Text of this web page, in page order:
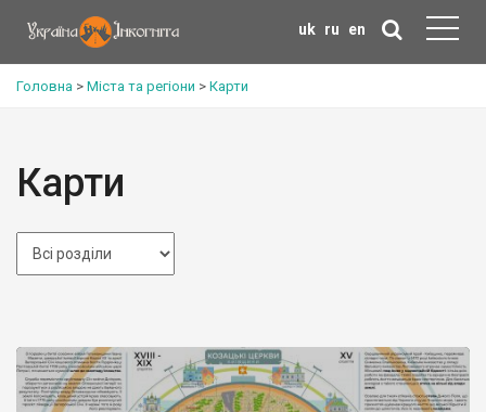
uk ru en
Головна > Міста та регіони > Карти
Карти